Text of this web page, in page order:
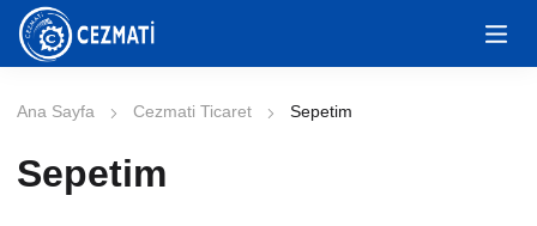
Ana Sayfa Cezmati Ticaret Sepetim
Sepetim